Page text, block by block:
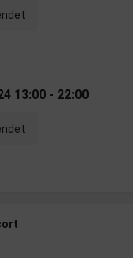
13:00 - 22:00